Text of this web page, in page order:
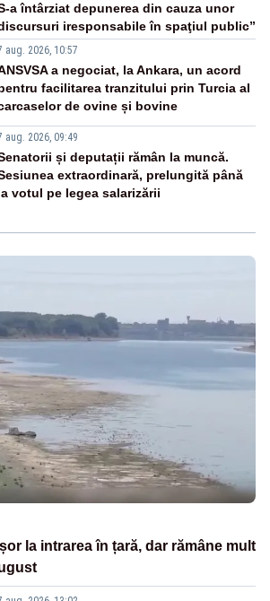
a întârziat depunerea din cauza unor
iresponsabile în spaţiul public”
aug. 2026, 10:57
a negociat, la Ankara, un acord
facilitarea tranzitului prin Turcia al
de ovine și bovine
aug. 2026, 09:49
și deputații rămân la muncă.
extraordinară, prelungită până
votul pe legea salarizării
la intrarea în țară, dar rămâne mult